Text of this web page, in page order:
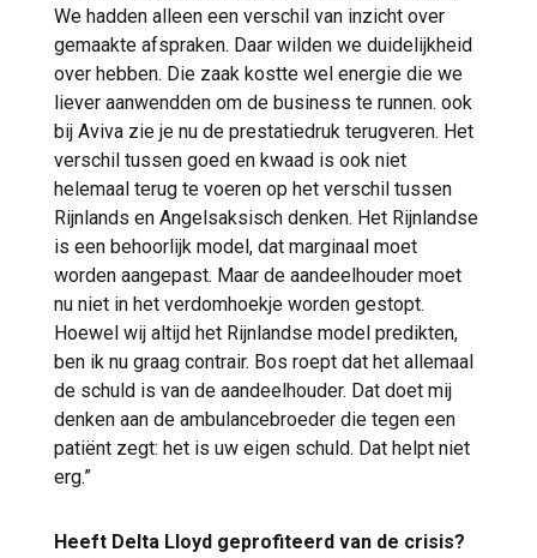
We hadden alleen een verschil van inzicht over
gemaakte afspraken. Daar wilden we duidelijkheid
over hebben. Die zaak kostte wel energie die we
liever aanwendden om de business te runnen. ook
bij Aviva zie je nu de prestatiedruk terugveren. Het
verschil tussen goed en kwaad is ook niet
helemaal terug te voeren op het verschil tussen
Rijnlands en Angelsaksisch denken. Het Rijnlandse
is een behoorlijk model, dat marginaal moet
worden aangepast. Maar de aandeelhouder moet
nu niet in het verdomhoekje worden gestopt.
Hoewel wij altijd het Rijnlandse model predikten,
ben ik nu graag contrair. Bos roept dat het allemaal
de schuld is van de aandeelhouder. Dat doet mij
denken aan de ambulancebroeder die tegen een
patiënt zegt: het is uw eigen schuld. Dat helpt niet
erg.”
Heeft Delta Lloyd geprofiteerd van de crisis?